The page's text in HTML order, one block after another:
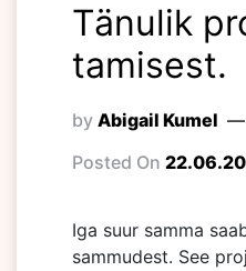
Tänulik
tamisest.
by Abigail Kumel
Posted On
Iga suur samma
sammudest. See